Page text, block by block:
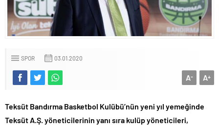
SPOR 03.01.2020
A+
A-
Teksüt Bandırma Basketbol Kulübü’nün yeni yıl yemeğinde
Teksüt A.Ş. yöneticilerinin yanı sıra kulüp yöneticileri,